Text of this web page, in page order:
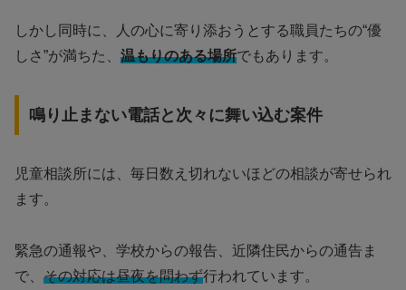
しかし同時に、人の心に寄り添おうとする職員たちの“優
しさ”が満ちた、 温もりのある場所でもあります。
鳴り止まない電話と次々に舞い込む案件
児童相談所には、毎日数え切れないほどの相談が寄せられ
ます。
緊急の通報や、学校からの報告、近隣住民からの通告ま
で、 その対応は昼夜を問わず行われています。